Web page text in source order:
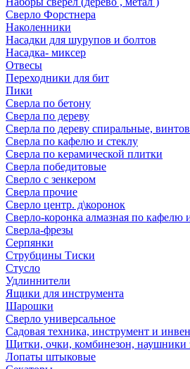
Сверло Форстнера
Наколенники
Насадки для шурупов и болтов
Насадка- миксер
Отвесы
Переходники для бит
Пики
Сверла по бетону
Сверла по дереву
Сверла по дереву спиральные,
Сверла по кафелю и стеклу
Сверла по керамической плитки
Сверла победитовые
Сверло с зенкером
Сверла прочие
Сверло центр. д\коронок
Сверло-коронка алмазная по кафелю
Сверла-фрезы
Серпянки
Струбцины Тиски
Стусло
Удлиннители
Ящики для инструмента
Шарошки
Сверло универсальное
Садовая техника, инструмент и
Щитки, очки, комбинезон, наушники
Лопаты штыковые